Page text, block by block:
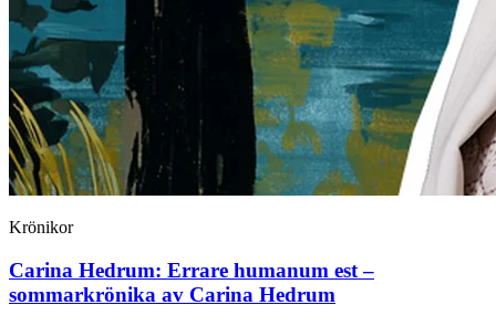
Krönikor
Carina Hedrum: Errare humanum est –
sommarkrönika av Carina Hedrum